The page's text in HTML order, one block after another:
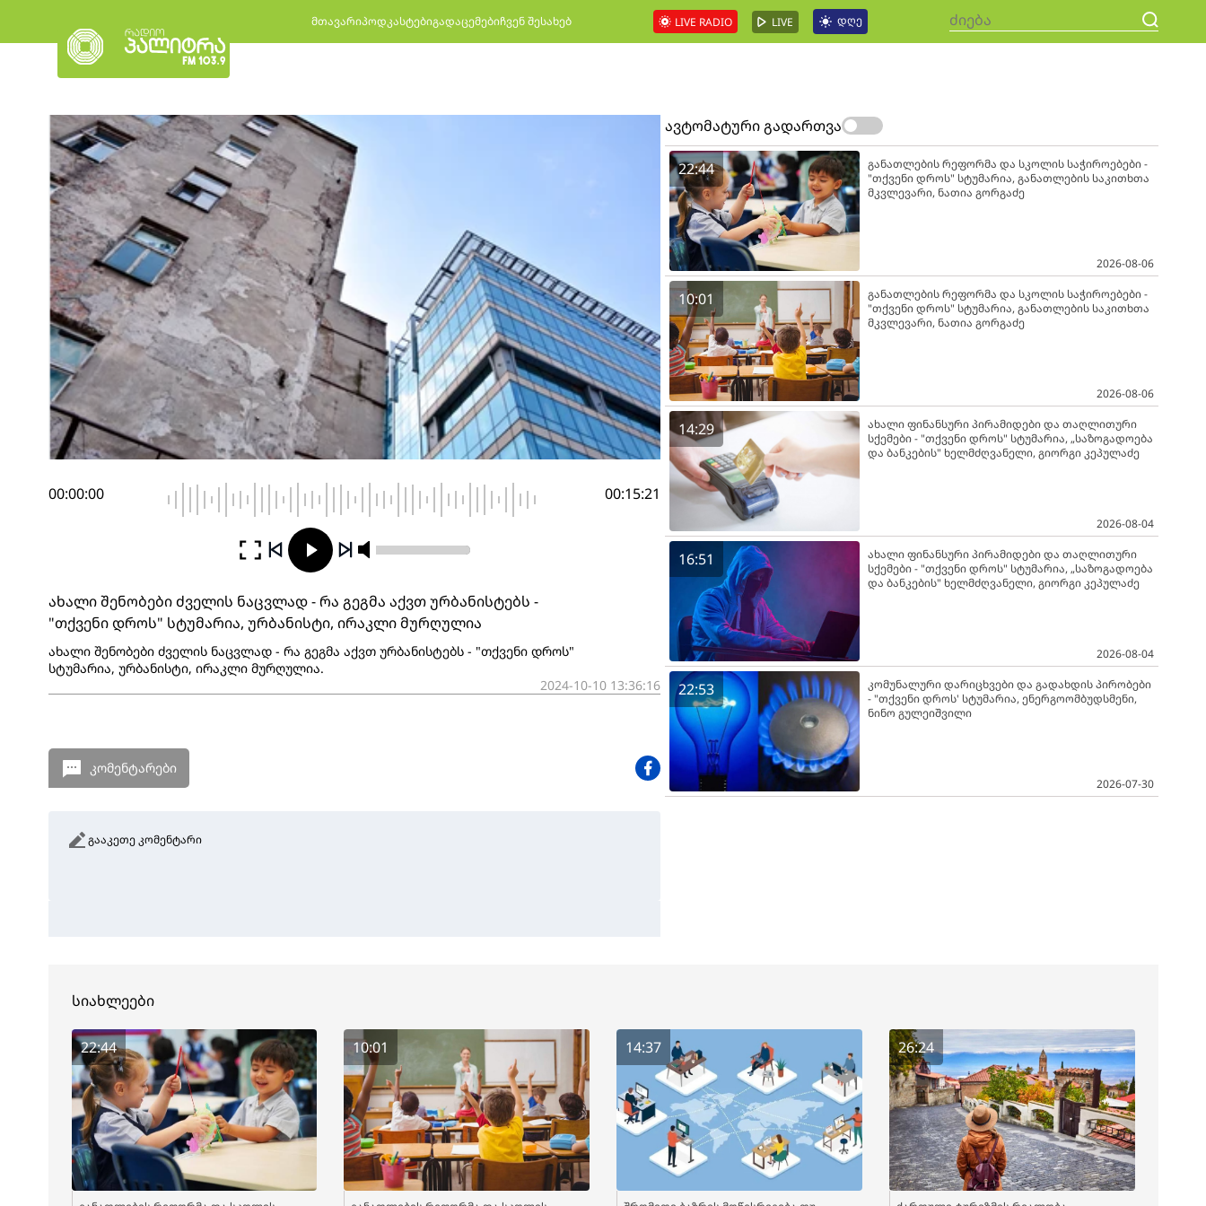
მთავარიპოდკასტებიგადაცემებიჩვენ შესახებ LIVE RADIO LIVE დღე
00:00:00 00:15:21
ახალი შენობები ძველის ნაცვლად - რა გეგმა აქვთ ურბანისტებს -
"თქვენი დროს" სტუმარია, ურბანისტი, ირაკლი მურღულია
ახალი შენობები ძველის ნაცვლად - რა გეგმა აქვთ ურბანისტებს - "თქვენი დროს"
სტუმარია, ურბანისტი, ირაკლი მურღულია.
2024-10-10 13:36:16
კომენტარები
გააკეთე კომენტარი
ავტომატური გადართვა
22:44
განათლების რეფორმა და სკოლის საჭიროებები -
"თქვენი დროს" სტუმარია, განათლების საკითხთა
მკვლევარი, ნათია გორგაძე
2026-08-06
10:01
განათლების რეფორმა და სკოლის საჭიროებები -
"თქვენი დროს" სტუმარია, განათლების საკითხთა
მკვლევარი, ნათია გორგაძე
2026-08-06
14:29
ახალი ფინანსური პირამიდები და თაღლითური
სქემები - "თქვენი დროს" სტუმარია, „საზოგადოება
და ბანკების" ხელმძღვანელი, გიორგი კეპულაძე
2026-08-04
16:51
ახალი ფინანსური პირამიდები და თაღლითური
სქემები - "თქვენი დროს" სტუმარია, „საზოგადოება
და ბანკების" ხელმძღვანელი, გიორგი კეპულაძე
2026-08-04
22:53
კომუნალური დარიცხვები და გადახდის პირობები
- "თქვენი დროს' სტუმარია, ენერგოომბუდსმენი,
ნინო გულეიშვილი
2026-07-30
სიახლეები
22:44 10:01 14:37 26:24